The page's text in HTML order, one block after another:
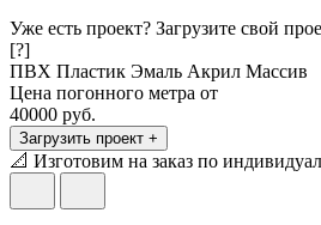
Уже есть проект? Загрузите свой
[?]
ПВХ Пластик Эмаль Акрил Массив
Цена погонного метра от
40000 руб.
Загрузить проект +
📐 Изготовим на заказ по